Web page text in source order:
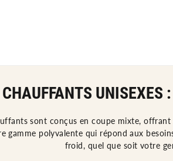
UNISEXES
sont conçus en coupe mixte,
gamme polyvalente qui répond aux
froid, quel que soit votre